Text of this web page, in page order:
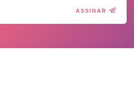
ASSINAR